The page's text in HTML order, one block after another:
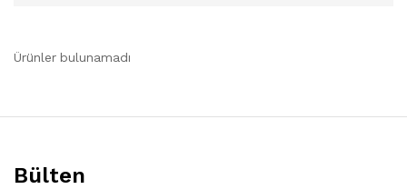
Ürünler bulunamadı
Bülten